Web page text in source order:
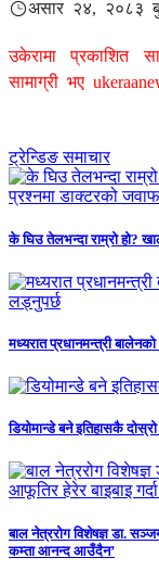
असार २४, २०८३
उकेरामा प्रकाशित
सामाग्री भए
ट्रेन्डिङ समाचार
के घिउ तेलभन्दा राम्रो हो?
मध्यरात प्रधानमन्त्री
डियोमान्डे बने इतिहासकै
बाल नेत्ररोग विशेषज्ञ डा.
कम्ता आनन्द आउँदैन’